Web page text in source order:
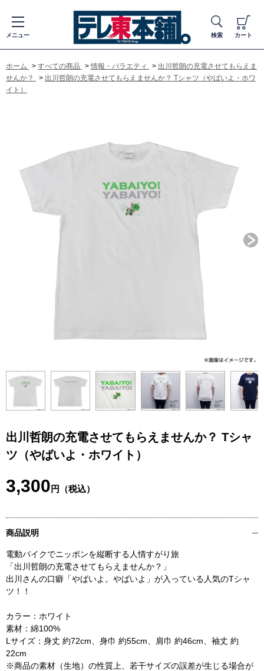
メニュー 検索 カート
ホーム > すべての商品 >情報・バラエティ > 出川哲朗の充電させてもらえま
せんか？
> 出川哲朗の充電させてもらえませんか？ Tシャツ（やばいよ・ホワ
イト）
出川哲朗の充電させてもらえませんか？ Tシャ
ツ（やばいよ・ホワイト）
3,300 円（税込）
商品説明
電動バイクでニッポンを縦断する人情すがり旅
「出川哲朗の充電させてもらえませんか？」
出川さんの口癖「やばいよ。やばいよ」が入っている人気のTシャ
ツ！！
カラー：ホワイト
素材：綿100%
Lサイズ：身丈 約72cm、身巾 約55cm、肩巾 約46cm、袖丈 約
22cm
※商品の素材（生地）の性質上、若干サイズの誤差が生じる場合が